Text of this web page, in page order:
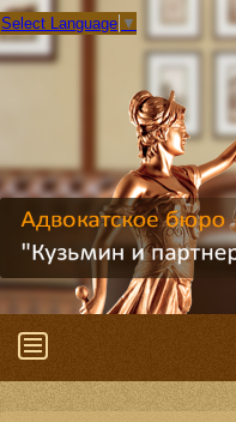
Select Language ▼